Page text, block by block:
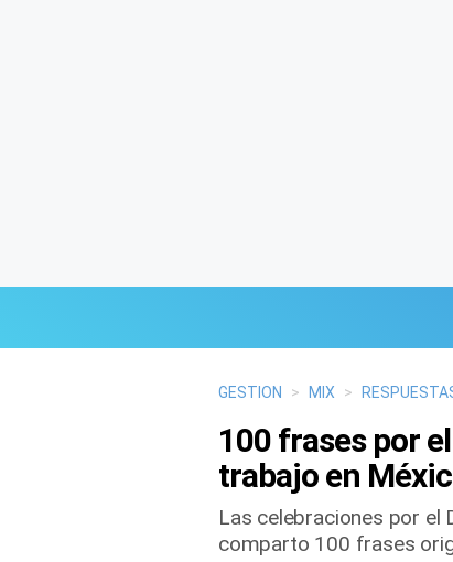
GESTION > MIX >
100 frases por
trabajo en
Las celebraciones por el
comparto 100 frases